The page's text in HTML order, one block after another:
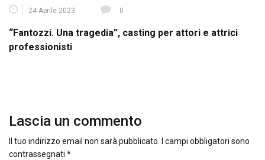
24 Aprile 2023 0
“Fantozzi. Una tragedia”, casting per attori e attrici
professionisti
Lascia un commento
Il tuo indirizzo email non sarà pubblicato.
I campi obbligatori sono
contrassegnati *